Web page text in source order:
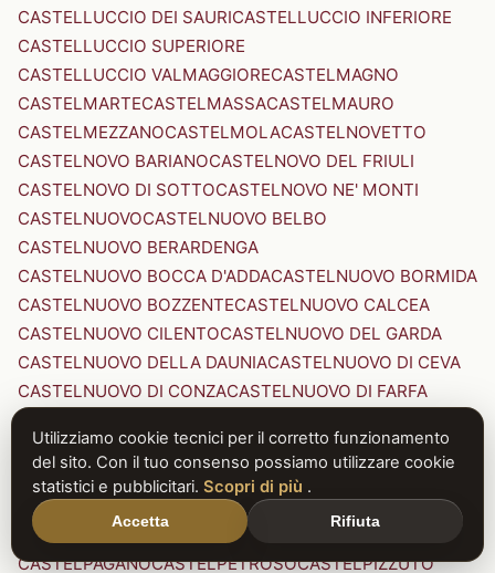
CASTELLUCCIO DEI SAURICASTELLUCCIO INFERIORE
CASTELLUCCIO SUPERIORE
CASTELLUCCIO VALMAGGIORECASTELMAGNO
CASTELMARTECASTELMASSACASTELMAURO
CASTELMEZZANOCASTELMOLACASTELNOVETTO
CASTELNOVO BARIANOCASTELNOVO DEL FRIULI
CASTELNOVO DI SOTTOCASTELNOVO NE' MONTI
CASTELNUOVOCASTELNUOVO BELBO
CASTELNUOVO BERARDENGA
CASTELNUOVO BOCCA D'ADDACASTELNUOVO BORMIDA
CASTELNUOVO BOZZENTECASTELNUOVO CALCEA
CASTELNUOVO CILENTOCASTELNUOVO DEL GARDA
CASTELNUOVO DELLA DAUNIACASTELNUOVO DI CEVA
CASTELNUOVO DI CONZACASTELNUOVO DI FARFA
CASTELNUOVO DI PORTO CASTELNUOVO DON BOSCO
CASTELNUOVO MAGRACASTELNUOVO NIGRA
CASTELNUOVO PARANOCASTELNUOVO RANGONE
CASTELNUOVO SCRIVIA
CASTELNUOVO VAL DI CECINA
CASTELPAGANOCASTELPETROSOCASTELPIZZUTO
Utilizziamo cookie tecnici per il corretto funzionamento
del sito. Con il tuo consenso possiamo utilizzare cookie
statistici e pubblicitari. Scopri di più .
Accetta Rifiuta